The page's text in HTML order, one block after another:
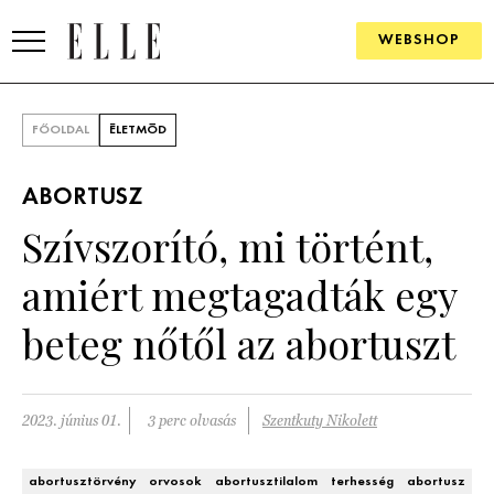
WEBSHOP
SZÉPSÉG
ÉLETMÓD
PÁRKAPCSOLAT
FŐOLDAL ÉLETMÓD
ABORTUSZ
Szívszorító, mi történt,
amiért megtagadták egy
beteg nőtől az abortuszt
2023. június 01. 3 perc olvasás Szentkuty Nikolett
abortusztörvény orvosok abortusztilalom terhesség
abortusz